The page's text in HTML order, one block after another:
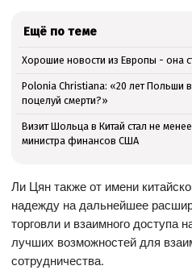
Ещё по теме
Хорошие новости из Европы - она
Polonia Christiana: «20 лет Польши
поцелуй смерти?»
Визит Шольца в Китай стал не
министра финансов США
Ли Цян также от имени
надежду на дальнейшее
торговли и взаимного доступа
лучших возможностей для
сотрудничества.